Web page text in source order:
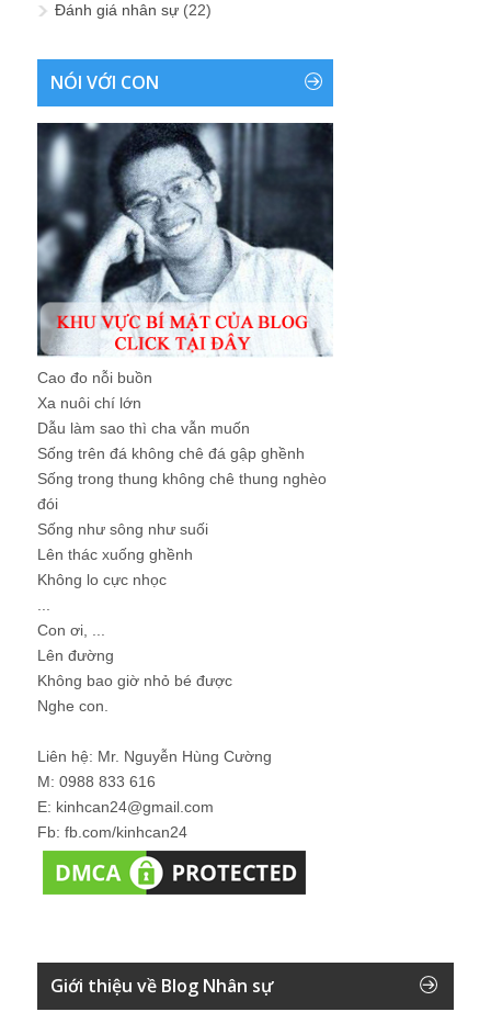
Đánh giá nhân sự (22)
NÓI VỚI CON
Cao đo nỗi buồn
Xa nuôi chí lớn
Dẫu làm sao thì cha vẫn muốn
Sống trên đá không chê đá gập ghềnh
Sống trong thung không chê thung nghèo
đói
Sống như sông như suối
Lên thác xuống ghềnh
Không lo cực nhọc
Con ơi, ...
Lên đường
Không bao giờ nhỏ bé được
Nghe con.
Liên hệ: Mr. Nguyễn Hùng Cường
M: 0988 833 616
E: kinhcan24@gmail.com
Fb: fb.com/kinhcan24
Giới thiệu về Blog Nhân sự